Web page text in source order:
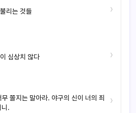
리는 것들 ›
심상치 않다 ›
쫄지는 말아라. 야구의 신이 너의 죄
니.
›